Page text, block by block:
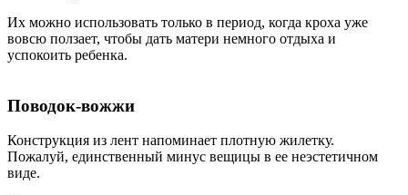
Их можно использовать только в период, когда кроха уже
вовсю ползает, чтобы дать матери немного отдыха и
успокоить ребенка.
Поводок-вожжи
Конструкция из лент напоминает плотную жилетку.
Пожалуй, единственный минус вещицы в ее неэстетичном
виде.